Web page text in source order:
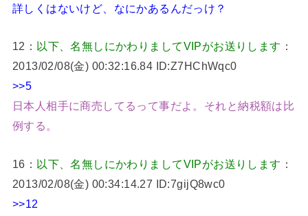
詳しくはないけど、なにかあるんだっけ？
12： 以下、名無しにかわりましてVIPがお送りします ：
2013/02/08(金) 00:32:16.84 ID:Z7HChWqc0
>>5
日本人相手に商売してるって事だよ。それと納税額は比
例する。
16： 以下、名無しにかわりましてVIPがお送りします ：
2013/02/08(金) 00:34:14.27 ID:7gijQ8wc0
>>12